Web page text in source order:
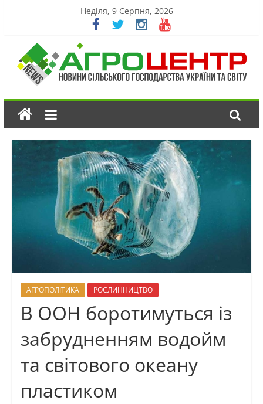
Неділя, 9 Серпня, 2026
АГРОПОЛІТИКА РОСЛИННИЦТВО
В ООН боротимуться із
забрудненням водойм
та світового океану
пластиком